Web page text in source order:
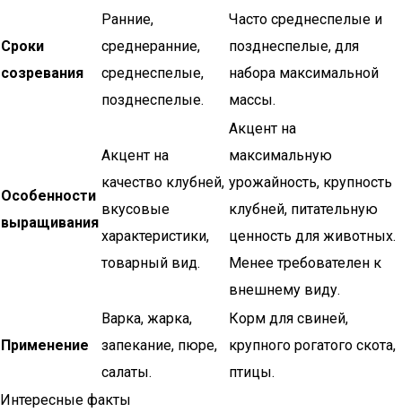
Сроки
созревания
Ранние,
среднеранние,
среднеспелые,
позднеспелые.
Часто среднеспелые и
позднеспелые, для
набора максимальной
массы.
Особенности
выращивания
Акцент на
качество клубней,
вкусовые
характеристики,
товарный вид.
Акцент на
максимальную
урожайность, крупность
клубней, питательную
ценность для животных.
Менее требователен к
внешнему виду.
Применение
Варка, жарка,
запекание, пюре,
салаты.
Корм для свиней,
крупного рогатого скота,
птицы.
Интересные факты